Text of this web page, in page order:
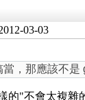
03-03
，那應該不是
的"不會太複雜